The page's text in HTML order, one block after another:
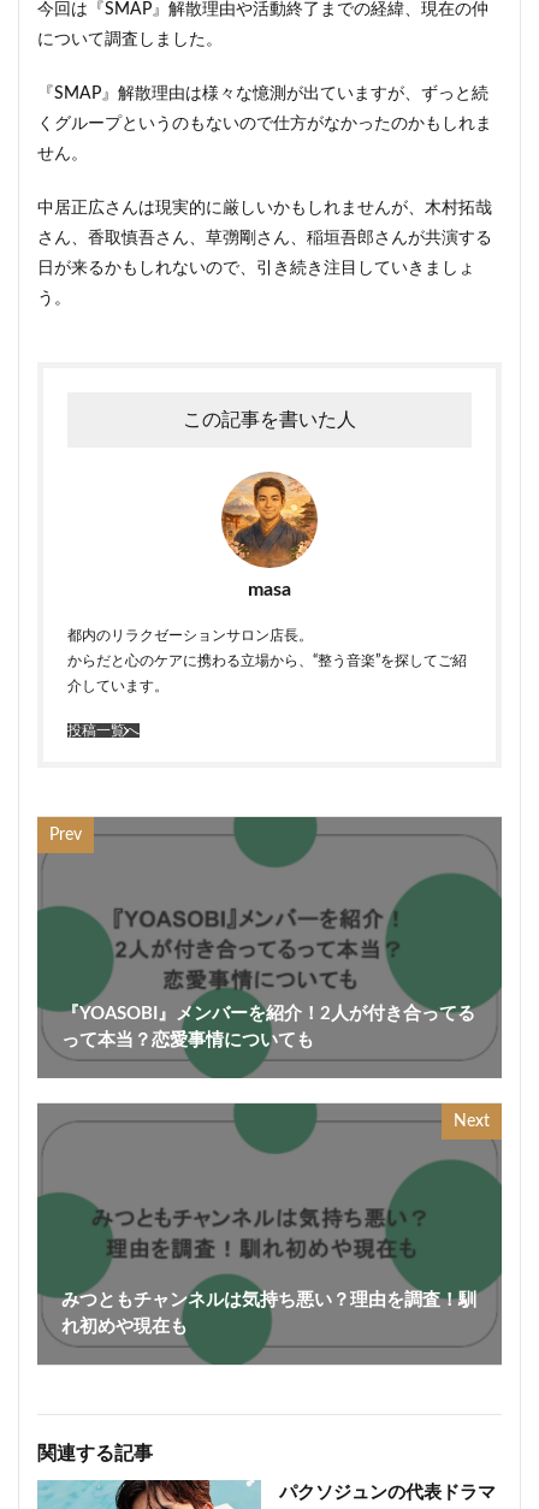
今回は『SMAP』解散理由や活動終了までの経緯、現在の仲
について調査しました。
『SMAP』解散理由は様々な憶測が出ていますが、ずっと続
くグループというのもないので仕方がなかったのかもしれま
せん。
中居正広さんは現実的に厳しいかもしれませんが、木村拓哉
さん、香取慎吾さん、草彅剛さん、稲垣吾郎さんが共演する
日が来るかもしれないので、引き続き注目していきましょ
う。
この記事を書いた人
masa
都内のリラクゼーションサロン店長。
からだと心のケアに携わる立場から、“整う音楽”を探してご紹
介しています。
投稿一覧へ
Prev
『YOASOBI』メンバーを紹介！2人が付き合ってる
って本当？恋愛事情についても
Next
みつともチャンネルは気持ち悪い？理由を調査！馴
れ初めや現在も
関連する記事
パクソジュンの代表ドラマ